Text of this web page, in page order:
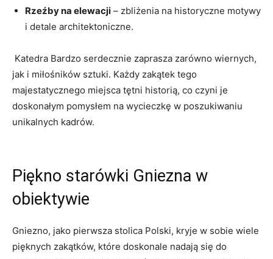
Rzeźby ⁣na elewacji – zbliżenia na historyczne motywy
i detale architektoniczne.
‌ Katedra Bardzo serdecznie zaprasza zarówno wiernych,
jak i miłośników sztuki. Każdy zakątek tego
‍majestatycznego ‍miejsca tętni historią, co czyni je
doskonałym pomysłem⁤ na wycieczkę ​w poszukiwaniu
unikalnych kadrów.
Piękno starówki Gniezna w
obiektywie
Gniezno, jako pierwsza stolica Polski, kryje w sobie ⁣wiele​
pięknych zakątków, które doskonale nadają się do